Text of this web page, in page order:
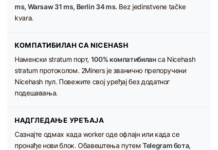
ms, Warsaw 31 ms, Berlin 34 ms. Bez jedinstvene tačke
kvara.
КОМПАТИБИЛАН СА NICEHASH
Наменски stratum порт, 100% компатибиланса Nicehash
stratum протоколом. 2Miners је званично препоручени
Nicehash пул. Повежите свој уређај без додатног
подешавања.
НАДГЛЕДАЊЕ УРЕЂАЈА
Сазнајте одмах када worker оде офлајн или када се
пронађе нови блок. Обавештења путемTelegram бота,